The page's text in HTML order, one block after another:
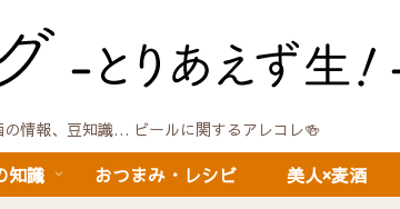
情報、豆知識… ビールに関するアレコレ🍻
知識 おつまみ・レシピ 美人×麦酒